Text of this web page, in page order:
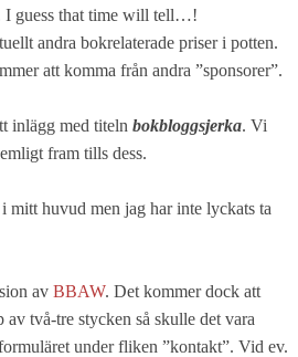
I guess that time will tell…!
andra bokrelaterade priser i potten.
att komma från andra ”sponsorer”.
inlägg med titeln bokbloggsjerka. Vi
fram tills dess.
mitt huvud men jag har inte lyckats ta
av BBAW. Det kommer dock att
två-tre stycken så skulle det vara
under fliken ”kontakt”. Vid ev.